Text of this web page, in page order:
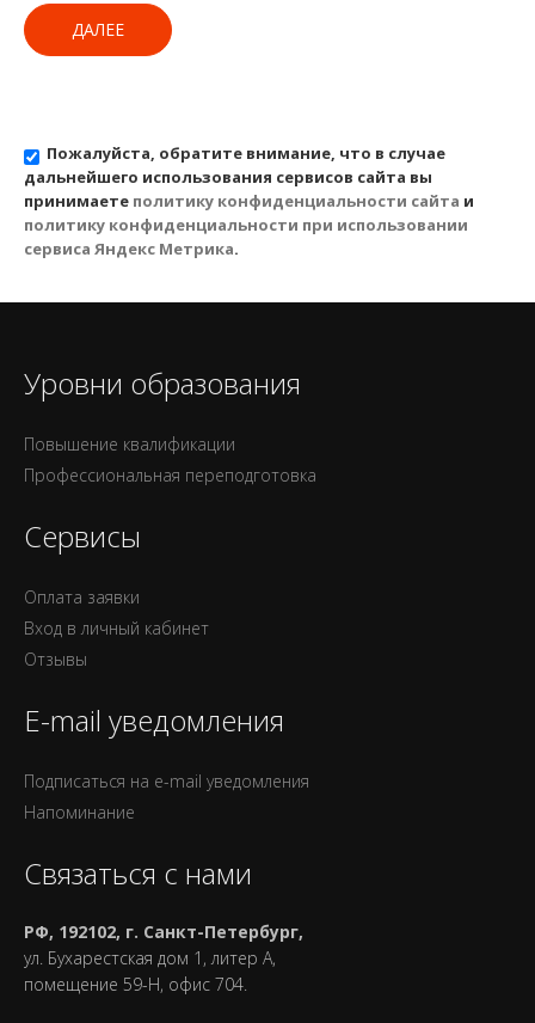
ДАЛЕЕ
Пожалуйста, обратите внимание, что в случае
дальнейшего использования сервисов сайта вы
принимаете политику конфиденциальности сайта и
политику конфиденциальности при использовании
сервиса Яндекс Метрика.
Уровни образования
Повышение квалификации
Профессиональная переподготовка
Сервисы
Оплата заявки
Вход в личный кабинет
Отзывы
E-mail уведомления
Подписаться на e-mail уведомления
Напоминание
Связаться с нами
РФ, 192102, г. Санкт-Петербург,
ул. Бухарестская дом 1, литер А,
помещение 59-Н, офис 704.